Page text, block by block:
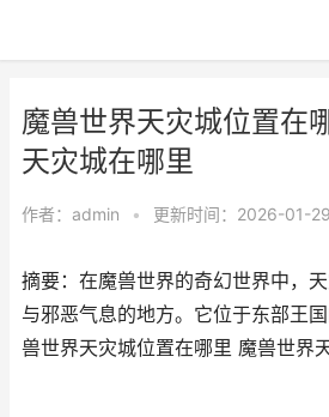
魔兽世界天灾城位置在
天灾城在哪里
作者： admin • 更新时间：2026-01-29
摘要：在魔兽世界的奇幻世界中，
与邪恶气息的地方。它位于东部王
兽世界天灾城位置在哪里 魔兽世界